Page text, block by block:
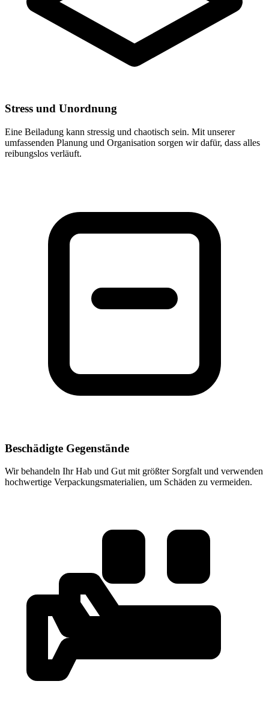
Stress und Unordnung
Eine Beiladung kann stressig und chaotisch sein. Mit unserer
umfassenden Planung und Organisation sorgen wir dafür, dass alles
reibungslos verläuft.
Beschädigte Gegenstände
Wir behandeln Ihr Hab und Gut mit größter Sorgfalt und verwenden
hochwertige Verpackungsmaterialien, um Schäden zu vermeiden.